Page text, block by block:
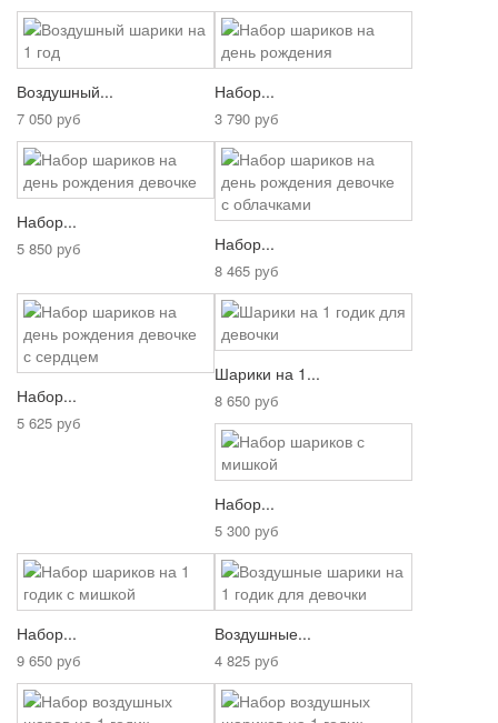
Воздушный...
7 050 руб
Набор...
3 790 руб
Набор...
5 850 руб Набор...
8 465 руб
Набор...
5 625 руб
Шарики на 1...
8 650 руб
Набор...
5 300 руб
Набор...
9 650 руб
Воздушные...
4 825 руб